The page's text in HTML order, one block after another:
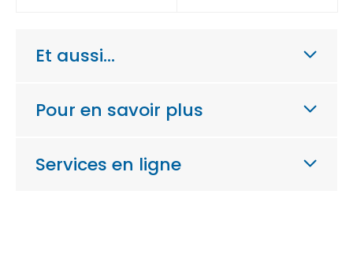
Et aussi…
Pour en savoir plus
Services en ligne